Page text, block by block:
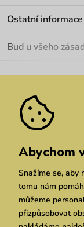
Materiály a údržba
Pozáruční opravy
Ostatní informace
Velkoobchod
We Care
Dárkové poukazy
Vuchlook
Prodejny
Praha
Buď u všeho
Zásady ochrany
Abychom
Snažíme se, aby
tomu nám
můžeme
přizpůsobovat